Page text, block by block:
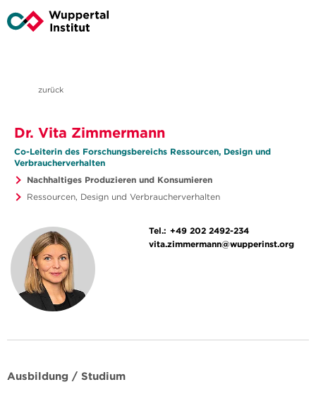
zurück
Dr. Vita Zimmermann
Co-Leiterin des Forschungsbereichs Ressourcen, Design und
Verbraucherverhalten
Nachhaltiges Produzieren und Konsumieren
Ressourcen, Design und Verbraucherverhalten
Tel.: +49 202 2492-234
vita.zimmermann@wupperinst.org
Ausbildung / Studium